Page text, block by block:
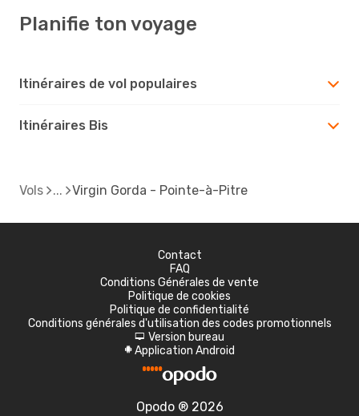
Planifie ton voyage
Itinéraires de vol populaires
Itinéraires Bis
Vols Virgin Gorda - Pointe-à-Pitre
Contact
FAQ
Conditions Générales de vente
Politique de cookies
Politique de confidentialité
Conditions générales d'utilisation des codes promotionnels
d Version bureau
A Application Android
Opodo ® 2026